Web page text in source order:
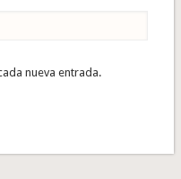
nueva entrada.